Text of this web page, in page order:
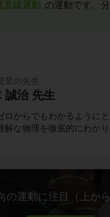
直線運動 の運動です。
業の先生
誠治 先生
ロからでもわかるように
解な物理を徹底的にわか
の運動に注目（上から